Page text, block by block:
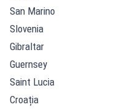
San Marino
Slovenia
Gibraltar
Guernsey
Saint Lucia
Croația